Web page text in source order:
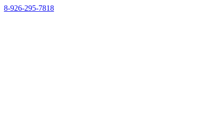
8-926-295-7818